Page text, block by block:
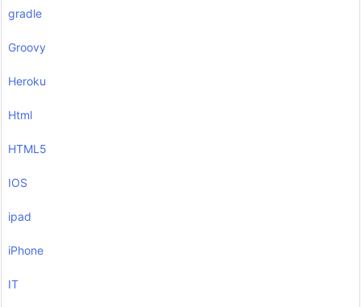
gradle
Groovy
Heroku
Html
HTML5
IOS
ipad
iPhone
IT